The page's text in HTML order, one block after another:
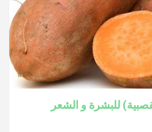
للبشرة و الشعر